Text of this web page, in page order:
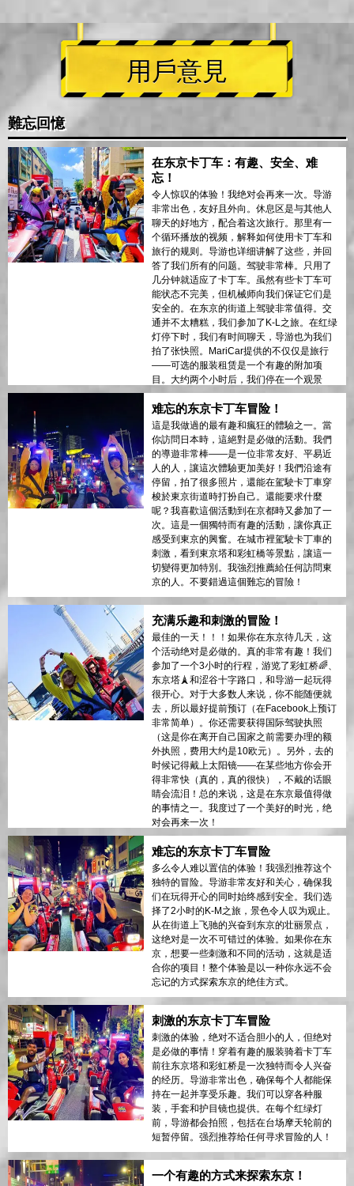
用戶意見
難忘回憶
在东京卡丁车：有趣、安全、难
忘！
令人惊叹的体验！我绝对会再来一次。导游
非常出色，友好且外向。休息区是与其他人
聊天的好地方，配合着这次旅行。那里有一
个循环播放的视频，解释如何使用卡丁车和
旅行的规则。导游也详细讲解了这些，并回
答了我们所有的问题。驾驶非常棒。只用了
几分钟就适应了卡丁车。虽然有些卡丁车可
能状态不完美，但机械师向我们保证它们是
安全的。在东京的街道上驾驶非常值得。交
通并不太糟糕，我们参加了K-L之旅。在红绿
灯停下时，我们有时间聊天，导游也为我们
拍了张快照。MariCar提供的不仅仅是旅行
——可选的服装租赁是一个有趣的附加项
目。大约两个小时后，我们停在一个观景
台，欣赏到了东京的美丽景色。然后我们又
开了一小时，走了不同的路线回去。总的来
说，这是一次很棒的体验。如果我再来这个
令人惊叹的城市，我一定会再来一次！
难忘的东京卡丁车冒险！
這是我做過的最有趣和瘋狂的體驗之一。當
你訪問日本時，這絕對是必做的活動。我們
的導遊非常棒——是一位非常友好、平易近
人的人，讓這次體驗更加美好！我們沿途有
停留，拍了很多照片，還能在駕駛卡丁車穿
梭於東京街道時打扮自己。還能要求什麼
呢？我喜歡這個活動到在京都時又參加了一
次。這是一個獨特而有趣的活動，讓你真正
感受到東京的興奮。在城市裡駕駛卡丁車的
刺激，看到東京塔和彩虹橋等景點，讓這一
切變得更加特別。我強烈推薦給任何訪問東
京的人。不要錯過這個難忘的冒險！
充满乐趣和刺激的冒险！
最佳的一天！！！如果你在东京待几天，这
个活动绝对是必做的。真的非常有趣！我们
参加了一个3小时的行程，游览了彩虹桥🌈、
东京塔🗼和涩谷十字路口，和导游一起玩得
很开心。对于大多数人来说，你不能随便就
去，所以最好提前预订（在Facebook上预订
非常简单）。你还需要获得国际驾驶执照
（这是你在离开自己国家之前需要办理的额
外执照，费用大约是10欧元）。另外，去的
时候记得戴上太阳镜——在某些地方你会开
得非常快（真的，真的很快），不戴的话眼
睛会流泪！总的来说，这是在东京最值得做
的事情之一。我度过了一个美好的时光，绝
对会再来一次！
难忘的东京卡丁车冒险
多么令人难以置信的体验！我强烈推荐这个
独特的冒险。导游非常友好和关心，确保我
们在玩得开心的同时始终感到安全。我们选
择了2小时的K-M之旅，景色令人叹为观止。
从在街道上飞驰的兴奋到东京的壮丽景点，
这绝对是一次不可错过的体验。如果你在东
京，想要一些刺激和不同的活动，这就是适
合你的项目！整个体验是以一种你永远不会
忘记的方式探索东京的绝佳方式。
刺激的东京卡丁车冒险
刺激的体验，绝对不适合胆小的人，但绝对
是必做的事情！穿着有趣的服装骑着卡丁车
前往东京塔和彩虹桥是一次独特而令人兴奋
的经历。导游非常出色，确保每个人都能保
持在一起并享受乐趣。我们可以穿各种服
装，手套和护目镜也提供。在每个红绿灯
前，导游都会拍照，包括在台场摩天轮前的
短暂停留。强烈推荐给任何寻求冒险的人！
一个有趣的方式来探索东京！